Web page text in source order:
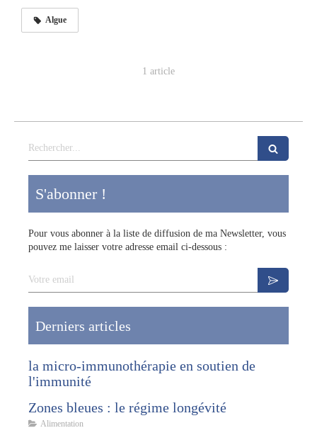
Algue
1 article
Rechercher
S'abonner !
Pour vous abonner à la liste de diffusion de ma Newsletter, vous
pouvez me laisser votre adresse email ci-dessous :
Votre email
Derniers articles
la micro-immunothérapie en soutien de
l'immunité
Zones bleues : le régime longévité
Alimentation